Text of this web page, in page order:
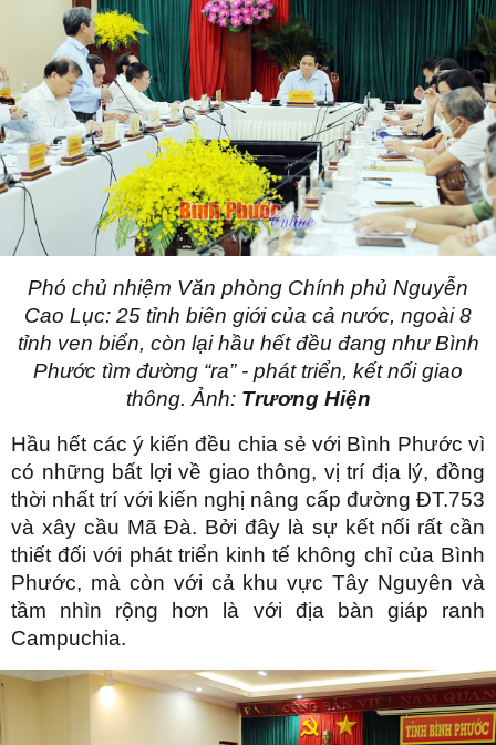
Phó chủ nhiệm Văn phòng Chính phủ Nguyễn
Cao Lục: 25 tỉnh biên giới của cả nước, ngoài 8
tỉnh ven biển, còn lại hầu hết đều đang như Bình
Phước tìm đường “ra” - phát triển, kết nối giao
thông. Ảnh: Trương Hiện
Hầu hết các ý kiến đều chia sẻ với Bình Phước vì
có những bất lợi về giao thông, vị trí địa lý, đồng
thời nhất trí với kiến nghị nâng cấp đường ĐT.753
và xây cầu Mã Đà. Bởi đây là sự kết nối rất cần
thiết đối với phát triển kinh tế không chỉ của Bình
Phước, mà còn với cả khu vực Tây Nguyên và
tầm nhìn rộng hơn là với địa bàn giáp ranh
Campuchia.